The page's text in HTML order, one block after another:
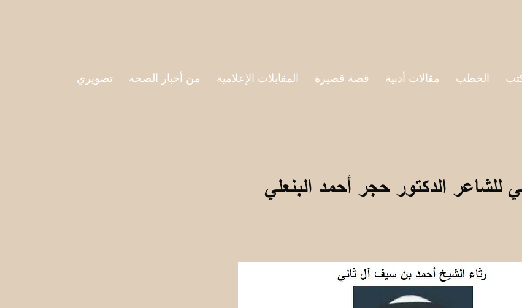
الخطب مقالات أدبية قصة قصيرة المقابلات الإعلامية من أخبار الصحة تصويري
للشاعر الدكتور حجر أحمد البنعلي